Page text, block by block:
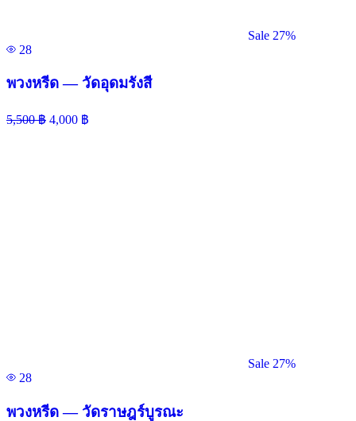
Sale 27%
28
พวงหรีด — วัดอุดมรังสี
5,500฿ 4,000 ฿
Sale 27%
28
พวงหรีด — วัดราษฎร์บูรณะ